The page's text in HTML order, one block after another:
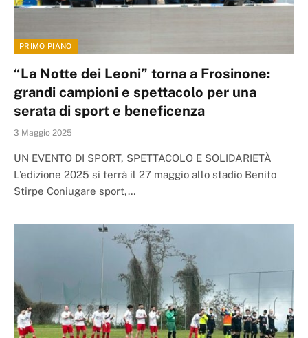
PRIMO PIANO
“La Notte dei Leoni” torna a Frosinone:
grandi campioni e spettacolo per una
serata di sport e beneficenza
3 Maggio 2025
UN EVENTO DI SPORT, SPETTACOLO E SOLIDARIETÀ
L’edizione 2025 si terrà il 27 maggio allo stadio Benito
Stirpe Coniugare sport,…